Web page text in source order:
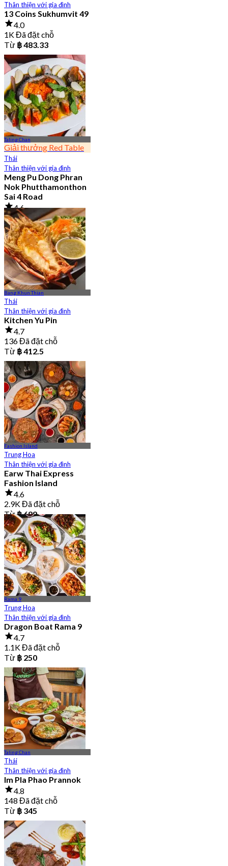
Thân thiện với gia đình
13 Coins Sukhumvit 49
4.0
1K Đã đặt chỗ
Từ ฿ 483.33
Taling Chan
Giải thưởng Red Table
Thái
Thân thiện với gia đình
Meng Pu Dong Phran
Nok Phutthamonthon
Sai 4 Road
4.6
2.9K Đã đặt chỗ
Từ฿ 323
Bang Khun Thian
Thái
Thân thiện với gia đình
Kitchen Yu Pin
4.7
136 Đã đặt chỗ
Từ ฿ 412.5
Fashion Island
Trung Hoa
Thân thiện với gia đình
Earw Thai Express
Fashion Island
4.6
2.9K Đã đặt chỗ
Từ฿ 699
Rama 9
Trung Hoa
Thân thiện với gia đình
Dragon Boat Rama 9
4.7
1.1K Đã đặt chỗ
Từ ฿ 250
Taling Chan
Thái
Thân thiện với gia đình
Im Pla Phao Prannok
4.8
148 Đã đặt chỗ
Từ ฿ 345